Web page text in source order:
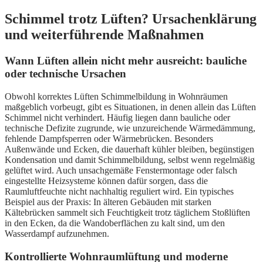
Schimmel trotz Lüften? Ursachenklärung
und weiterführende Maßnahmen
Wann Lüften allein nicht mehr ausreicht: bauliche
oder technische Ursachen
Obwohl korrektes Lüften Schimmelbildung in Wohnräumen
maßgeblich vorbeugt, gibt es Situationen, in denen allein das Lüften
Schimmel nicht verhindert. Häufig liegen dann bauliche oder
technische Defizite zugrunde, wie unzureichende Wärmedämmung,
fehlende Dampfsperren oder Wärmebrücken. Besonders
Außenwände und Ecken, die dauerhaft kühler bleiben, begünstigen
Kondensation und damit Schimmelbildung, selbst wenn regelmäßig
gelüftet wird. Auch unsachgemäße Fenstermontage oder falsch
eingestellte Heizsysteme können dafür sorgen, dass die
Raumluftfeuchte nicht nachhaltig reguliert wird. Ein typisches
Beispiel aus der Praxis: In älteren Gebäuden mit starken
Kältebrücken sammelt sich Feuchtigkeit trotz täglichem Stoßlüften
in den Ecken, da die Wandoberflächen zu kalt sind, um den
Wasserdampf aufzunehmen.
Kontrollierte Wohnraumlüftung und moderne